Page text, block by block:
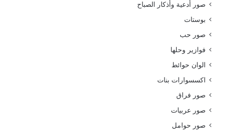
صور أدعية وأذكار الصباح
بوستات
صور حب
فوازير وحلها
الوان حوائط
اكسسوارات بنات
صور فراق
صور عربيات
صور حوامل